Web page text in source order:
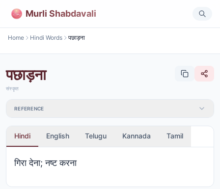
Murli Shabdavali
Home Hindi Words पछाड़ना
पछाड़ना
संस्कृत
REFERENCE
Hindi English Telugu Kannada Tamil
गिरा देना; नष्ट करना